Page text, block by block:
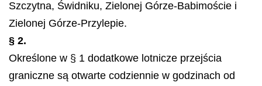
Szczytna, Świdniku, Zielonej Górze-Babimoście i
Zielonej Górze-Przylepie.
§ 2.
Określone w § 1 dodatkowe lotnicze przejścia
graniczne są otwarte codziennie w godzinach od